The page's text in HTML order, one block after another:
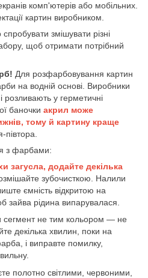
комп'ютерів або мобільних.
картин виробником.
змішувати різні
щоб отримати потрібний
Для розфарбовування картин
на водній основі. Виробники
розливають у герметичні
баночки акрил може
тому й картину краще
півтора.
з фарбами:
загусла, додайте декілька
зубочисткою. Налили
ємність відкритою на
зайва рідина випарувалася.
не тим кольором — не
декілька хвилин, поки на
і виправте помилку,
полотно світлими, червоними,